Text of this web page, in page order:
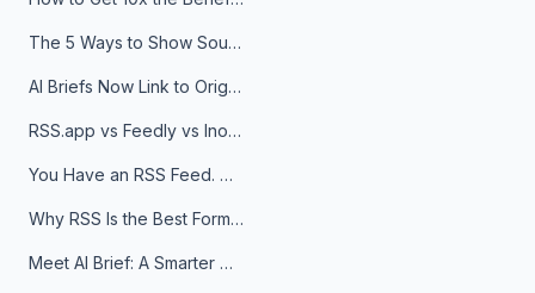
The 5 Ways to Show Sources in Your AI Brief, And When to Use Each
AI Briefs Now Link to Original Sources. Here's Why It Matters
RSS.app vs Feedly vs Inoreader: Which One Is Actually Right for You?
You Have an RSS Feed. Now What?
Why RSS Is the Best Format for AI Agents in 2026
Meet AI Brief: A Smarter Way to Stay on Top of Information